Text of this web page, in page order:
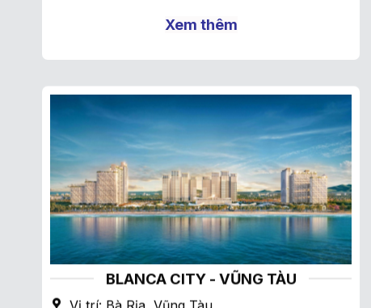
Xem thêm
BLANCA CITY - VŨNG TÀU